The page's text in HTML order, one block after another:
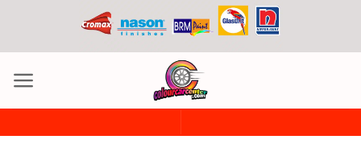
เนื้อหา